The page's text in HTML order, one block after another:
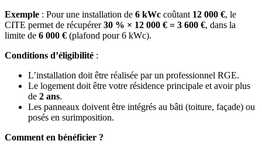
Exemple : Pour une installation de 6 kWc coûtant 12 000 €, le
CITE permet de récupérer30 % × 12 000 € = 3 600 €, dans la
limite de 6 000 € (plafond pour 6 kWc).
Conditions d’éligibilité :
L’installation doit être réalisée par un professionnel RGE.
Le logement doit être votre résidence principale et avoir plus
de 2 ans.
Les panneaux doivent être intégrés au bâti (toiture, façade) ou
posés en surimposition.
Comment en bénéficier ?